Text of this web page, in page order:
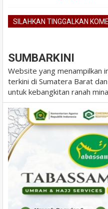
SILAHKAN TINGGALKAN
SUMBARKINI
Website yang menampilkan
terkini di Sumatera Barat
untuk kebangkitan ranah